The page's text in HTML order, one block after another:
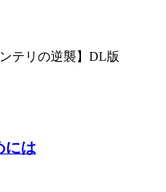
テリの逆襲】DL版
には